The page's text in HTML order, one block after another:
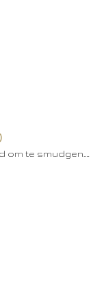
te smudgen.…